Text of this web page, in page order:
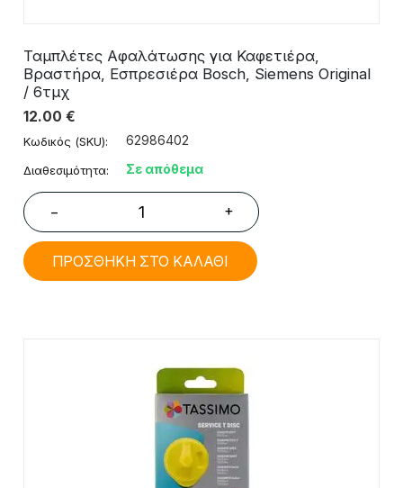
Ταμπλέτες Αφαλάτωσης για Καφετιέρα,
Βραστήρα, Εσπρεσιέρα Bosch, Siemens Original
/ 6τμχ
12.00 €
Κωδικός (SKU): 62986402
Διαθεσιμότητα: Σε απόθεμα
− +
ΠΡΟΣΘΗΚΗ ΣΤΟ ΚΑΛΑΘΙ